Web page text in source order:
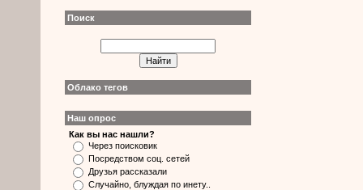
Поиск
Облако тегов
Наш опрос
Как вы нас нашли?
Через поисковик
Посредством соц. сетей
Друзья рассказали
Случайно, блуждая по инету..